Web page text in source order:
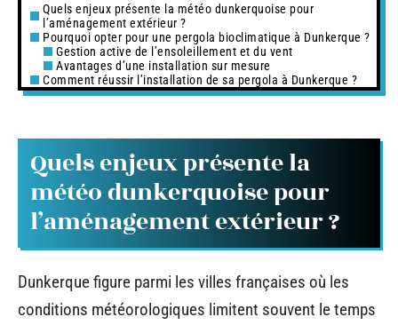
Quels enjeux présente la météo dunkerquoise pour
l’aménagement extérieur ?
Pourquoi opter pour une pergola bioclimatique à Dunkerque ?
Gestion active de l’ensoleillement et du vent
Avantages d’une installation sur mesure
Comment réussir l’installation de sa pergola à Dunkerque ?
Quels enjeux présente la
météo dunkerquoise pour
l’aménagement extérieur ?
Dunkerque figure parmi les villes françaises où les
conditions météorologiques limitent souvent le temps